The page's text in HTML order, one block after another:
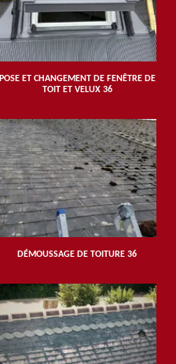
POSE ET CHANGEMENT DE FENÊTRE DE
TOIT ET VELUX 36
DÉMOUSSAGE DE TOITURE 36